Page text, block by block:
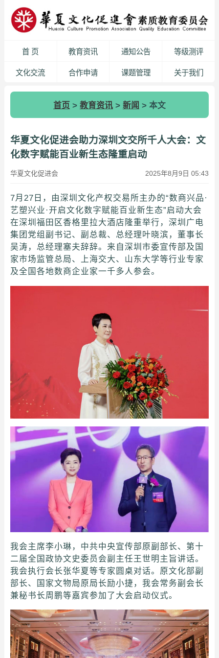
首 页 教育资讯 通知公告 等级测评
文化交流 合作申请 课题管理 关于我们
首页 > 教育资讯> 新闻 > 本文
华夏文化促进会助力深圳文交所千人大会：文
化数字赋能百业新生态隆重启动
华夏文化促进会 2025年8月9日 05:43
7月27日，由深圳文化产权交易所主办的“数商兴品·
艺塑兴业·开启文化数字赋能百业新生态”启动大会
在深圳福田区香格里拉大酒店隆重举行，深圳广电
集团党组副书记、副总裁、总经理叶晓滨，董事长
吴涛，总经理塞夫辞辞。来自深圳市委宣传部及国
家市场监管总局、上海交大、山东大学等行业专家
及全国各地数商企业家一千多人参会。
我会主席李小琳，中共中央宣传部原副部长、第十
二届全国政协文史委员会副主任王世明主旨讲话。
我会执行会长张华夏等专家圆桌对话。原文化部副
部长、国家文物局原局长励小捷，我会常务副会长
兼秘书长周鹏等嘉宾参加了大会启动仪式。